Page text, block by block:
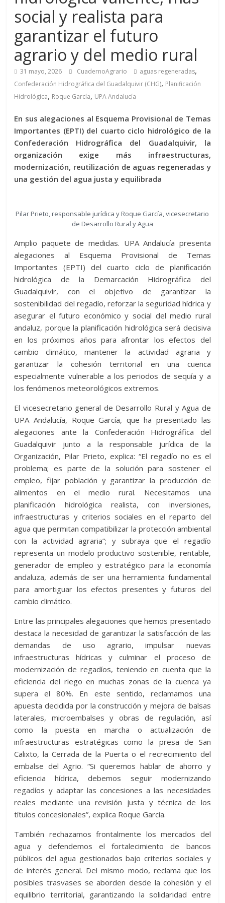
social y realista para
garantizar el futuro
agrario y del medio rural
31 mayo, 2026 CuadernoAgrario aguas regeneradas,
Confederación Hidrográfica del Guadalquivir (CHG), Planificación
Hidrológica, Roque García, UPA Andalucía
En sus alegaciones al Esquema Provisional de Temas
Importantes (EPTI) del cuarto ciclo hidrológico de la
Confederación Hidrográfica del Guadalquivir, la
organización exige más infraestructuras,
modernización, reutilización de aguas regeneradas y
una gestión del agua justa y equilibrada
Pilar Prieto, responsable jurídica y Roque García, vicesecretario
de Desarrollo Rural y Agua
Amplio paquete de medidas. UPA Andalucía presenta
alegaciones al Esquema Provisional de Temas
Importantes (EPTI) del cuarto ciclo de planificación
hidrológica de la Demarcación Hidrográfica del
Guadalquivir, con el objetivo de garantizar la
sostenibilidad del regadío, reforzar la seguridad hídrica y
asegurar el futuro económico y social del medio rural
andaluz, porque la planificación hidrológica será decisiva
en los próximos años para afrontar los efectos del
cambio climático, mantener la actividad agraria y
garantizar la cohesión territorial en una cuenca
especialmente vulnerable a los periodos de sequía y a
los fenómenos meteorológicos extremos.
El vicesecretario general de Desarrollo Rural y Agua de
UPA Andalucía, Roque García, que ha presentado las
alegaciones ante la Confederación Hidrográfica del
Guadalquivir junto a la responsable jurídica de la
Organización, Pilar Prieto, explica: “El regadío no es el
problema; es parte de la solución para sostener el
empleo, fijar población y garantizar la producción de
alimentos en el medio rural. Necesitamos una
planificación hidrológica realista, con inversiones,
infraestructuras y criterios sociales en el reparto del
agua que permitan compatibilizar la protección ambiental
con la actividad agraria”; y subraya que el regadío
representa un modelo productivo sostenible, rentable,
generador de empleo y estratégico para la economía
andaluza, además de ser una herramienta fundamental
para amortiguar los efectos presentes y futuros del
cambio climático.
Entre las principales alegaciones que hemos presentado
destaca la necesidad de garantizar la satisfacción de las
demandas de uso agrario, impulsar nuevas
infraestructuras hídricas y culminar el proceso de
modernización de regadíos, teniendo en cuenta que la
eficiencia del riego en muchas zonas de la cuenca ya
supera el 80%. En este sentido, reclamamos una
apuesta decidida por la construcción y mejora de balsas
laterales, microembalses y obras de regulación, así
como la puesta en marcha o actualización de
infraestructuras estratégicas como la presa de San
Calixto, la Cerrada de la Puerta o el recrecimiento del
embalse del Agrio. “Si queremos hablar de ahorro y
eficiencia hídrica, debemos seguir modernizando
regadíos y adaptar las concesiones a las necesidades
reales mediante una revisión justa y técnica de los
títulos concesionales”, explica Roque García.
También rechazamos frontalmente los mercados del
agua y defendemos el fortalecimiento de bancos
públicos del agua gestionados bajo criterios sociales y
de interés general. Del mismo modo, reclama que los
posibles trasvases se aborden desde la cohesión y el
equilibrio territorial, garantizando la solidaridad entre